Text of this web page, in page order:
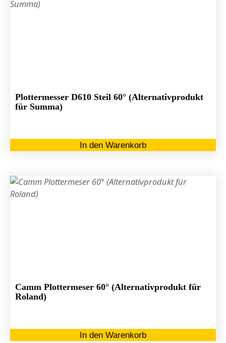
Plottermesser D610 Steil 60° (Alternativprodukt
für Summa)
In den Warenkorb
Camm Plottermeser 60° (Alternativprodukt für
Roland)
In den Warenkorb